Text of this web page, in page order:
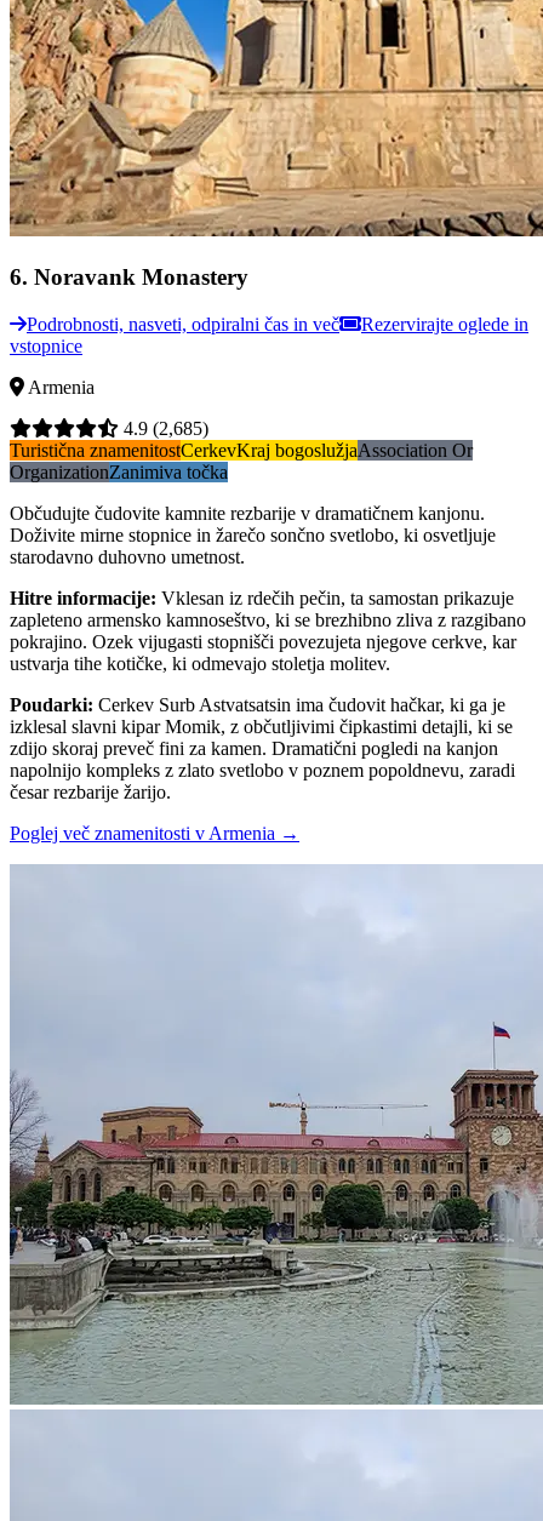
6. Noravank Monastery
Podrobnosti, nasveti, odpiralni čas in več
Rezervirajte oglede in
vstopnice
Armenia
4.9 (2,685)
Turistična znamenitostCerkevKraj bogoslužjaAssociation Or
OrganizationZanimiva točka
Občudujte čudovite kamnite rezbarije v dramatičnem kanjonu.
Doživite mirne stopnice in žarečo sončno svetlobo, ki osvetljuje
starodavno duhovno umetnost.
Hitre informacije: Vklesan iz rdečih pečin, ta samostan prikazuje
zapleteno armensko kamnoseštvo, ki se brezhibno zliva z razgibano
pokrajino. Ozek vijugasti stopnišči povezujeta njegove cerkve, kar
ustvarja tihe kotičke, ki odmevajo stoletja molitev.
Poudarki: Cerkev Surb Astvatsatsin ima čudovit hačkar, ki ga je
izklesal slavni kipar Momik, z občutljivimi čipkastimi detajli, ki se
zdijo skoraj preveč fini za kamen. Dramatični pogledi na kanjon
napolnijo kompleks z zlato svetlobo v poznem popoldnevu, zaradi
česar rezbarije žarijo.
Poglej več znamenitosti v Armenia →